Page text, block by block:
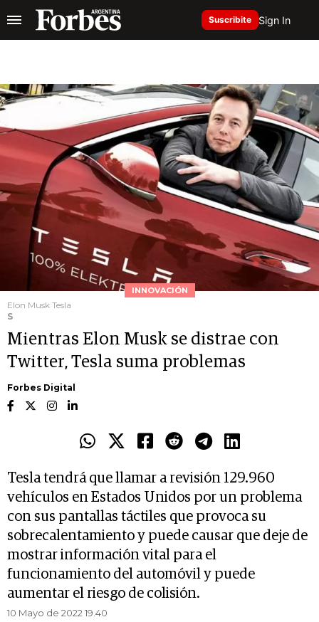
Suscribite Sign In
INNOVACIÓN
Elon Musk Tesla
S
Mientras Elon Musk se distrae con
Twitter, Tesla suma problemas
Forbes Digital
Tesla tendrá que llamar a revisión 129.960
vehículos en Estados Unidos por un problema
con sus pantallas táctiles que provoca su
sobrecalentamiento y puede causar que deje de
mostrar información vital para el
funcionamiento del automóvil y puede
aumentar el riesgo de colisión.
10 Mayo de 2022 19.40